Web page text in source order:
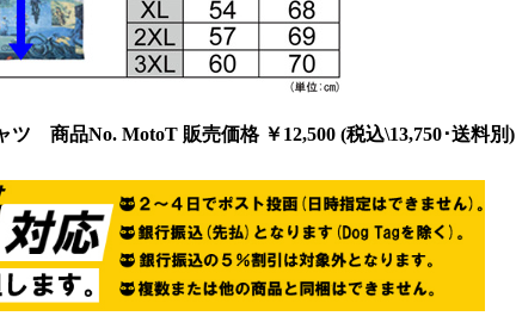
ツ 商品No. MotoT 販売価格 ￥12,500(税込\13,750･送料別)